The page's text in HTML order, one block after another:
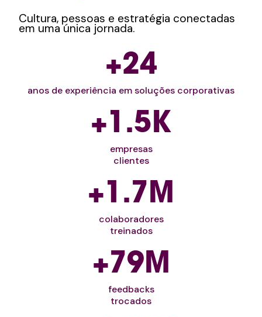
Cultura, pessoas e estratégia conectadas
em uma única jornada.
+25
anos de experiência em soluções corporativas
+1.5K
empresas
clientes
+1.7M
colaboradores
treinados
+80M
feedbacks
trocados